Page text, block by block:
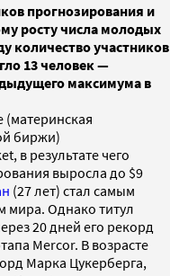
прогнозирования и
росту числа молодых
количество участников
13 человек —
максимума в
(материнская
биржи)
в результате чего
выросла до $9
(27 лет) стал самым
Однако титул
20 дней его рекорд
Mercor. В возрасте
Марка Цукерберга,